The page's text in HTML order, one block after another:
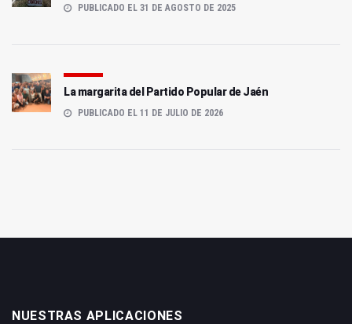
PUBLICADO EL 31 DE AGOSTO DE 2025
La margarita del Partido Popular de Jaén
PUBLICADO EL 11 DE JULIO DE 2026
NUESTRAS APLICACIONES